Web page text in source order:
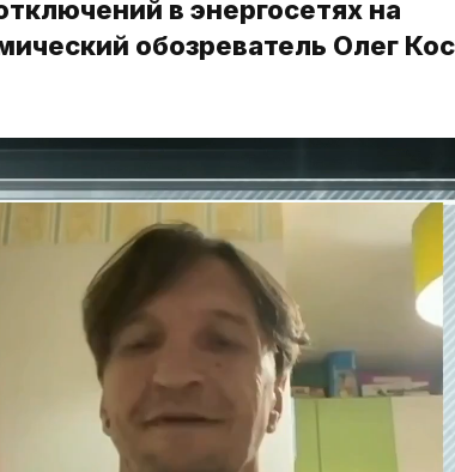
в энергосетях на
обозреватель Олег